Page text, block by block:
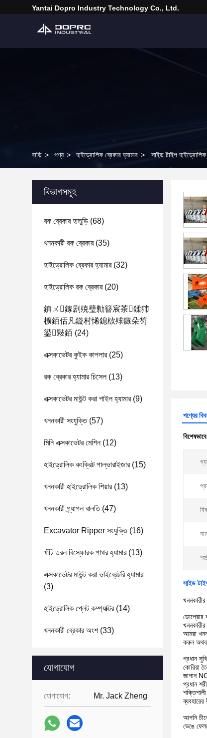
Yantai Dopro Industry Technology Co., Ltd.
বাড়ি > পণ্য > হাইড্রোলিক ব্রেকার হ্যামার > সাইড টাইপ
বিভাগসমূহ
রক ব্রেকার হাতুড়ি (68)
খননকারী রক ব্রেকার(35)
হাইড্রোলিক ব্রেকার হ্যামার(32)
হাইড্রোলিক রক ব্রেকার(20)
鎮ㄨ鎵剧殑璧勬簮宸茶鍒犻
櫎銆佸凡鏇村悕鎴栨殏鏃朵笉
鍙敤銆 (24)
এক্সকাভেটর কুইক কাপলার(25)
রক ব্রেকার হ্যামার চিসেল(13)
এক্সকাভেটর মাউন্ট করা পাইল হ্যামার(9)
খননকারী সংযুক্তি(57)
মিনি এক্সকাভেটর মেশিন(12)
হাইড্রোলিক কংক্রিট পাল্ভারাইজার(15)
খননকারী হাইড্রোলিক শিয়ার(13)
খননকারী গ্র্যাপল বালতি(47)
Excavator Ripper সংযুক্তি(16)
খাঁটি তরল বিস্ফোরক পাথর হ্যামার(13)
এক্সকাভেটর মাউন্ট করা ভাইব্রেটরি হ্যামার
(3)
হাইড্রোলিক প্লেট কম্প্যাক্টর(14)
খননকারী ব্রেকার অংশ(33)
যোগাযোগ
যোগাযোগ: Mr. Jack Zheng
পণ্যের
সাইড
ডোপ্রোর
আমরা
করুন
প্রধান
কোরিয়া
জাপান
প্রধান
ব্যবহারের
আপনি
ভেঙে